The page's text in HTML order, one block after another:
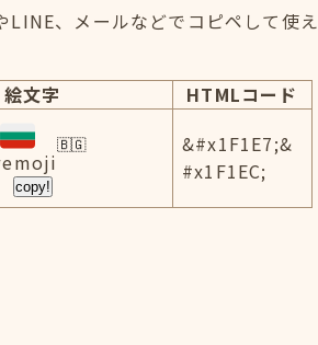
LINE、メールなどでコピペして使え
絵文字
HTMLコード
copy!
&#x1F1E7;&
#x1F1EC;